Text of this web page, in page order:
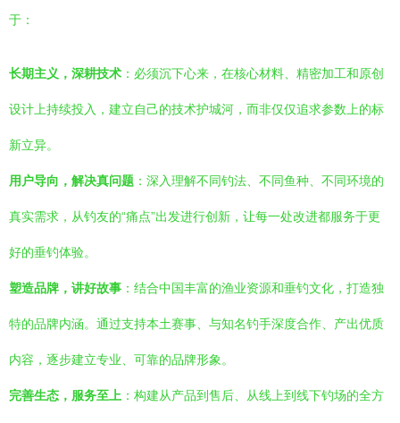
于：
长期主义，深耕技术 ：必须沉下心来，在核心材料、精密加工和原创
设计上持续投入，建立自己的技术护城河，而非仅仅追求参数上的标
新立异。
用户导向，解决真问题 ：深入理解不同钓法、不同鱼种、不同环境的
真实需求，从钓友的“痛点”出发进行创新，让每一处改进都服务于更
好的垂钓体验。
塑造品牌，讲好故事 ：结合中国丰富的渔业资源和垂钓文化，打造独
特的品牌内涵。通过支持本土赛事、与知名钓手深度合作、产出优质
内容，逐步建立专业、可靠的品牌形象。
完善生态，服务至上 ：构建从产品到售后、从线上到线下钓场的全方